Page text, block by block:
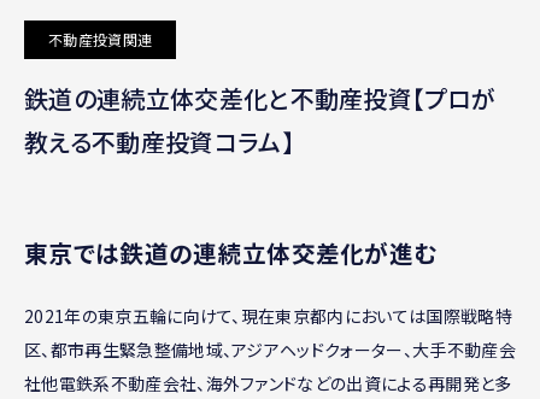
不動産投資関連
鉄道の連続立体交差化と不動産投資【プロが
教える不動産投資コラム】
東京では鉄道の連続立体交差化が進む
2021年の東京五輪に向けて、現在東京都内においては国際戦略特
区、都市再生緊急整備地域、アジアヘッドクォーター、大手不動産会
社他電鉄系不動産会社、海外ファンドなどの出資による再開発と多